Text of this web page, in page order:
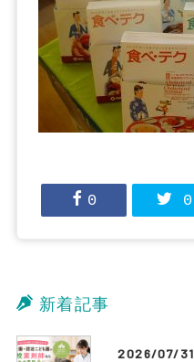
0 0
新着記事
2026/07/31